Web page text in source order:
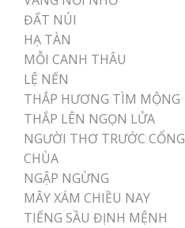
ĐẤT NÚI
HẠ TÀN
MỖI CANH THÂU
LỆ NẾN
THẮP HƯƠNG TÌM MỘNG
THẮP LÊN NGỌN LỬA
NGƯỜI THƠ TRƯỚC CỔNG
CHÙA
NGẬP NGỪNG
MÂY XÁM CHIỀU NAY
TIẾNG SẦU ĐỊNH MỆNH